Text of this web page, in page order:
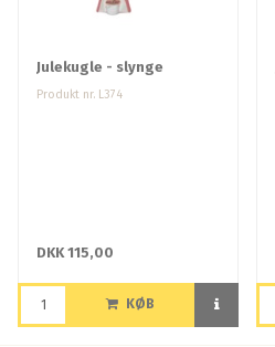
Julekugle - slynge
Produkt nr. L374
DKK 115,00
KØB